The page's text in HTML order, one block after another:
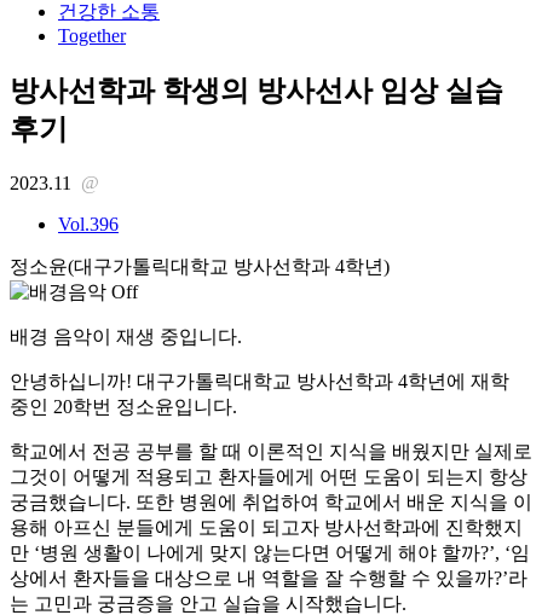
건강한 소통
Together
방사선학과 학생의 방사선사 임상 실습
후기
2023.11
@
Vol.396
정소윤(대구가톨릭대학교 방사선학과 4학년)
배경 음악이 재생 중입니다.
안녕하십니까! 대구가톨릭대학교 방사선학과 4학년에 재학
중인 20학번 정소윤입니다.
학교에서 전공 공부를 할 때 이론적인 지식을 배웠지만 실제로
그것이 어떻게 적용되고 환자들에게 어떤 도움이 되는지 항상
궁금했습니다. 또한 병원에 취업하여 학교에서 배운 지식을 이
용해 아프신 분들에게 도움이 되고자 방사선학과에 진학했지
만 ‘병원 생활이 나에게 맞지 않는다면 어떻게 해야 할까?’, ‘임
상에서 환자들을 대상으로 내 역할을 잘 수행할 수 있을까?’라
는 고민과 궁금증을 안고 실습을 시작했습니다.